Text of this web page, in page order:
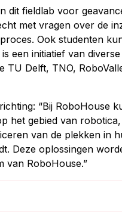
dit fieldlab voor
met vragen over de
Ook studenten
een initiatief van diverse
TU Delft, TNO,
“Bij RoboHouse
het gebied van
van de plekken in
Deze oplossingen
van RoboHouse.”